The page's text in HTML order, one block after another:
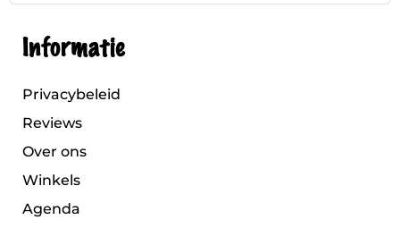
Informatie
Privacybeleid
Reviews
Over ons
Winkels
Agenda